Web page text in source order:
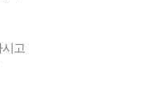
시고